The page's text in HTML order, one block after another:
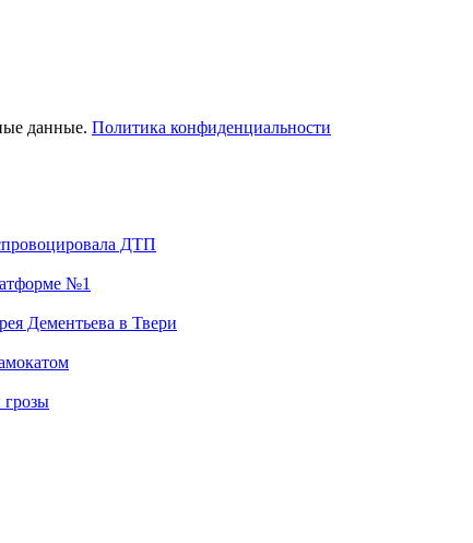
данные. Политика конфиденциальности
ДТП
№1
Дементьева в Твери
грозы